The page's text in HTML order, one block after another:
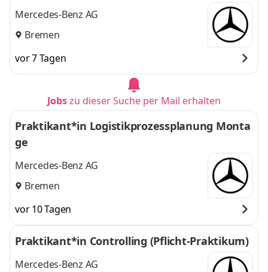
Mercedes-Benz AG
Bremen
vor 7 Tagen
Jobszu dieser Suche per Mail erhalten
Praktikant*in Logistikprozessplanung Monta
ge
Mercedes-Benz AG
Bremen
vor 10 Tagen
Praktikant*in Controlling (Pflicht-Praktikum)
Mercedes-Benz AG